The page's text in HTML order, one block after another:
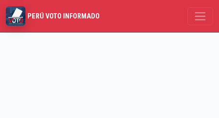
PERÚ VOTO INFORMADO